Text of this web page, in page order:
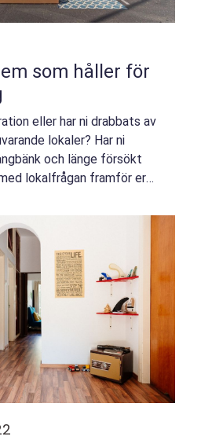
som håller för
eller har ni drabbats av
lokaler? Har ni
och länge försökt
lokalfrågan framför er?
det inte vara. Det...